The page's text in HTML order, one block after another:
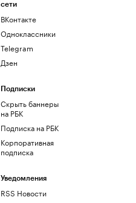
сети
ВКонтакте
Одноклассники
Telegram
Дзен
Подписки
Скрыть баннеры
на РБК
Подписка на РБК
Корпоративная
подписка
Уведомления
RSS Новости